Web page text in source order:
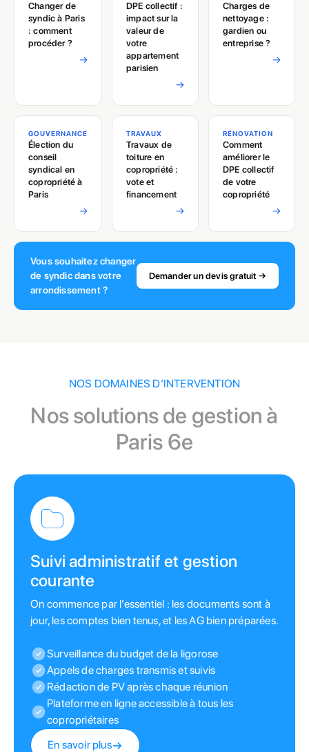
Changer de
syndic à Paris
: comment
procéder ?
→
DPE collectif :
impact sur la
valeur de
votre
appartement
parisien
→
Charges de
nettoyage :
gardien ou
entreprise ?
→
GOUVERNANCE
Élection du
conseil
syndical en
copropriété à
Paris
→
TRAVAUX
Travaux de
toiture en
copropriété :
vote et
financement
→
RÉNOVATION
Comment
améliorer le
DPE collectif
de votre
copropriété
→
Vous souhaitez changer
de syndic dans votre
arrondissement ?
Demander un devis gratuit →
NOS DOMAINES D’INTERVENTION
Nos solutions de gestion à
Paris 6e
Suivi administratif et gestion
courante
On commence par l’essentiel : les documents sont à
jour, les comptes bien tenus, et les AG bien préparées.
Surveillance du budget de la ligorose
Appels de charges transmis et suivis
Rédaction de PV après chaque réunion
Plateforme en ligne accessible à tous les
copropriétaires
En savoir plus